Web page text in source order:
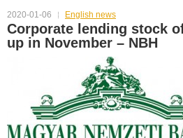
2020-01-06 English news
Corporate lending stock
up in November – NBH